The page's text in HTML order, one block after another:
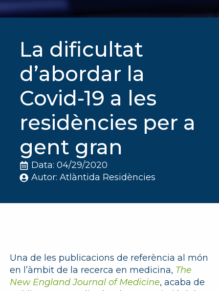
La dificultat
d’abordar la
Covid-19 a les
residències per a
gent gran
Data: 04/29/2020
Autor: Atlàntida Residències
Una de les publicacions de referència al món
en l’àmbit de la recerca en medicina, The
New England Journal of Medicine, acaba de